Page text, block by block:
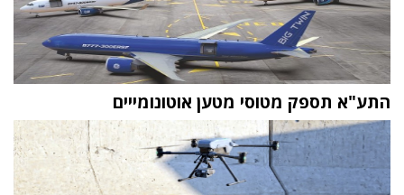
התע"א תספק מטוסי מטען אוטונומייים